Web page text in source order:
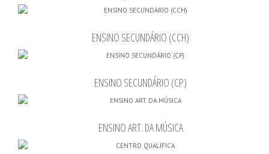
ENSINO SECUNDÁRIO (CCH)
ENSINO SECUNDÁRIO (CP)
ENSINO ART. DA MÚSICA